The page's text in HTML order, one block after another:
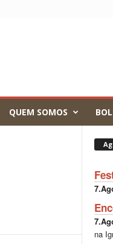
QUEM SOMOS
na